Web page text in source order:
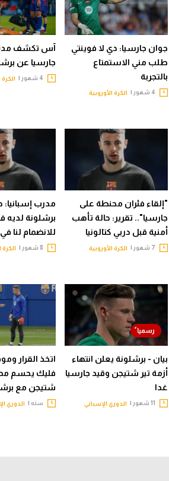
جوان جارسيا: دي لا فوينتي
طلب مني الاستمتاع
بالتجربة
الكرة الأوروبية
آس تكشف
جارسيا عن
الكرة
"إلقاء فئران محنطة على
جارسيا".. تقرير: حالة تأهب
أمنية قبل دربي كتالونيا
الكرة الأوروبية
مدرب
برشلونة لديه
للانضمام لنا
الكرة
بيان - برشلونة يعلن انتهاء
أزمة تير شتيجن وقيد جارسيا
غدا
الدوري الإسباني
اتخذ القرار
فليك يحسم
شتيجن مع
سنه | الدوري